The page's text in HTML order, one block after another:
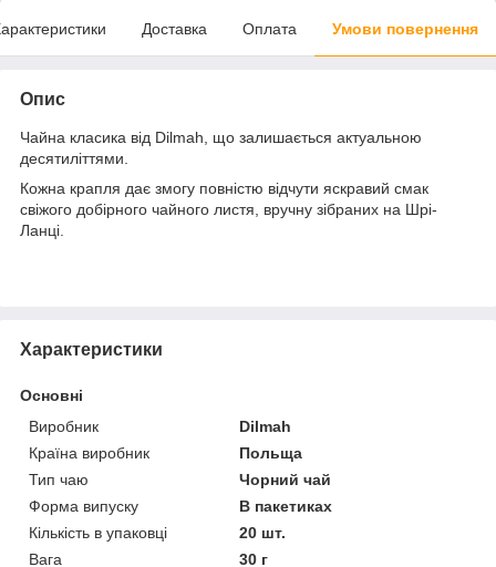
Доставка Оплата Умови повернення
Опис
Чайна класика від Dilmah, що залишається актуальною
десятиліттями.
Кожна крапля дає змогу повністю відчути яскравий смак
свіжого добірного чайного листя, вручну зібраних на Шрі-
Ланці.
Характеристики
Основні
Виробник
Dilmah
Країна виробник
Польща
Тип чаю
Чорний чай
Форма випуску
В пакетиках
Кількість в упаковці
20 шт.
Вага
30 г